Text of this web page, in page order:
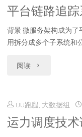
心
从
0
到
部
实
平台链路追
背景 微服务架构成为
用拆分成多个子系统和
阅读 "平
链
路
UU跑腿, 大数据组
运力调度技